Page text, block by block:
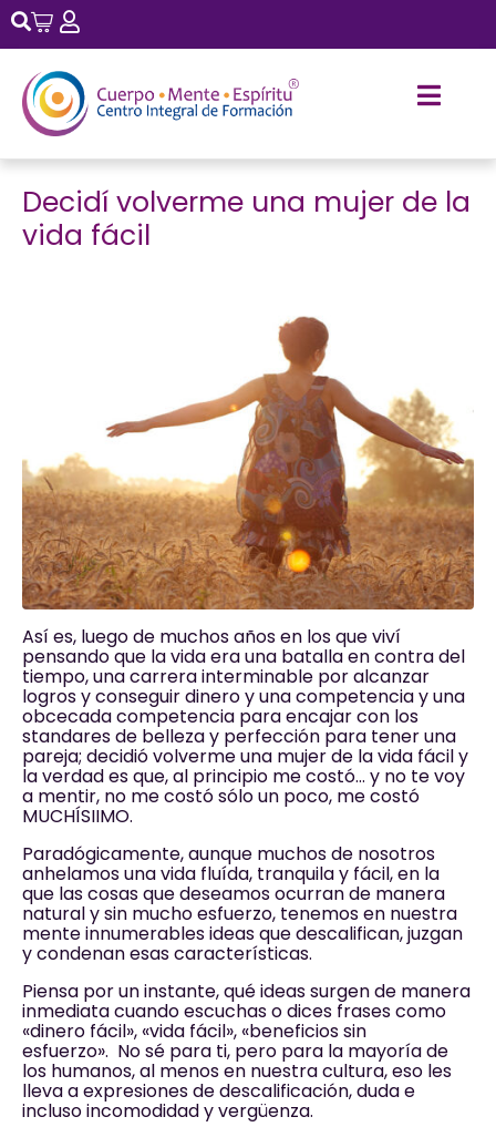
Decidí volverme una mujer de la
vida fácil
Así es, luego de muchos años en los que viví
pensando que la vida era una batalla en contra del
tiempo, una carrera interminable por alcanzar
logros y conseguir dinero y una competencia y una
obcecada competencia para encajar con los
standares de belleza y perfección para tener una
pareja; decidió volverme una mujer de la vida fácil y
la verdad es que, al principio me costó… y no te voy
a mentir, no me costó sólo un poco, me costó
MUCHÍSIIMO.
Paradógicamente, aunque muchos de nosotros
anhelamos una vida fluída, tranquila y fácil, en la
que las cosas que deseamos ocurran de manera
natural y sin mucho esfuerzo, tenemos en nuestra
mente innumerables ideas que descalifican, juzgan
y condenan esas características.
Piensa por un instante, qué ideas surgen de manera
inmediata cuando escuchas o dices frases como
«dinero fácil», «vida fácil», «beneficios sin
esfuerzo». No sé para ti, pero para la mayoría de
los humanos, al menos en nuestra cultura, eso les
lleva a expresiones de descalificación, duda e
incluso incomodidad y vergüenza.